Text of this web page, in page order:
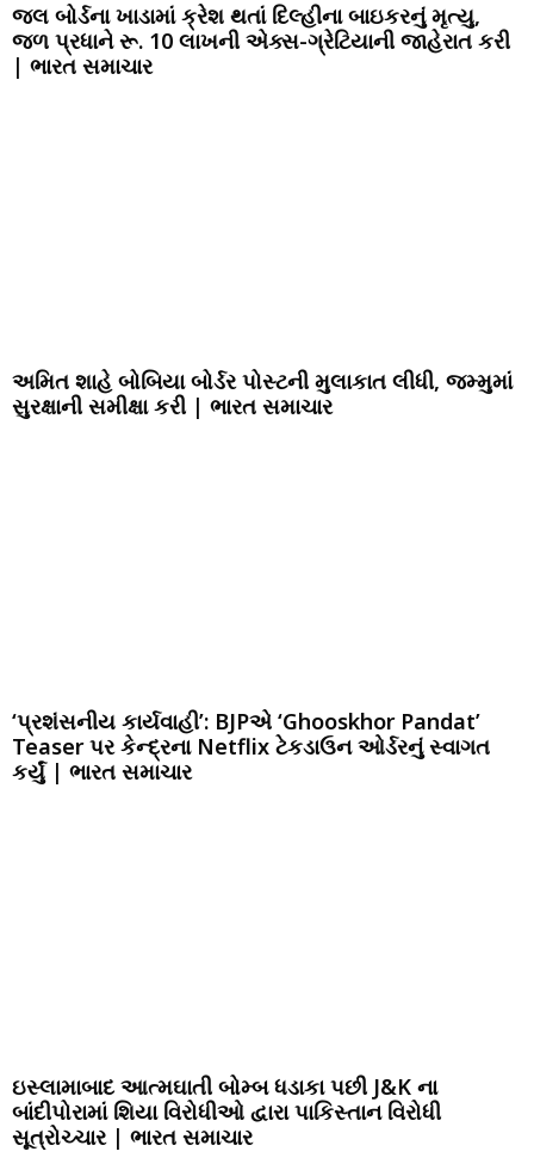
જલ બોર્ડના ખાડામાં ક્રેશ થતાં દિલ્હીના બાઇકરનું મૃત્યુ,
જળ પ્રધાને રૂ. 10 લાખની એક્સ-ગ્રેટિયાની જાહેરાત કરી
| ભારત સમાચાર
અમિત શાહે બોબિયા બોર્ડર પોસ્ટની મુલાકાત લીધી, જમ્મુમાં
સુરક્ષાની સમીક્ષા કરી | ભારત સમાચાર
‘પ્રશંસનીય કાર્યવાહી’: BJPએ ‘Ghooskhor Pandat’
Teaser પર કેન્દ્રના Netflix ટેકડાઉન ઓર્ડરનું સ્વાગત
કર્યું | ભારત સમાચાર
ઇસ્લામાબાદ આત્મઘાતી બોમ્બ ધડાકા પછી J&K ના
બાંદીપોરામાં શિયા વિરોધીઓ દ્વારા પાકિસ્તાન વિરોધી
સૂત્રોચ્ચાર | ભારત સમાચાર